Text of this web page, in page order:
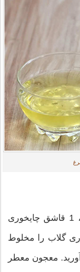
1 قاشق غذاخوری پودر چوب صندل، 1 قاشق چایخوری
قاشق چایخوری گلاب را مخلوط
معجون معطر